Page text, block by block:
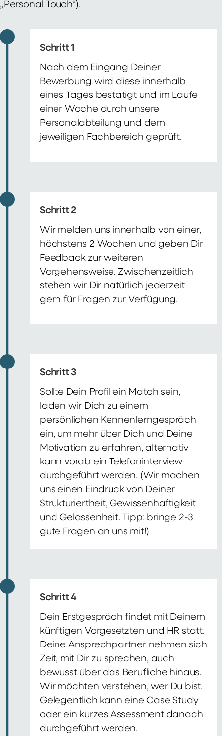
„Personal Touch“).
Schritt 1
Nach dem Eingang Deiner
Bewerbung wird diese innerhalb
eines Tages bestätigt und im Laufe
einer Woche durch unsere
Personalabteilung und dem
jeweiligen Fachbereich geprüft.
Schritt 2
Wir melden uns innerhalb von einer,
höchstens 2 Wochen und geben Dir
Feedback zur weiteren
Vorgehensweise. Zwischenzeitlich
stehen wir Dir natürlich jederzeit
gern für Fragen zur Verfügung.
Schritt 3
Sollte Dein Profil ein Match sein,
laden wir Dich zu einem
persönlichen Kennenlerngespräch
ein, um mehr über Dich und Deine
Motivation zu erfahren, alternativ
kann vorab ein Telefoninterview
durchgeführt werden. (Wir machen
uns einen Eindruck von Deiner
Strukturiertheit, Gewissenhaftigkeit
und Gelassenheit. Tipp: bringe 2-3
gute Fragen an uns mit!)
Schritt 4
Dein Erstgespräch findet mit Deinem
künftigen Vorgesetzten und HR statt.
Deine Ansprechpartner nehmen sich
Zeit, mit Dir zu sprechen, auch
bewusst über das Berufliche hinaus.
Wir möchten verstehen, wer Du bist.
Gelegentlich kann eine Case Study
oder ein kurzes Assessment danach
durchgeführt werden.